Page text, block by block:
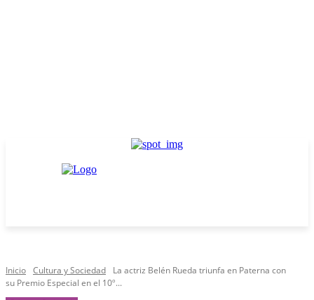
Inicio Cultura y Sociedad
La actriz Belén Rueda triunfa en Paterna con
su Premio Especial en el 10º...